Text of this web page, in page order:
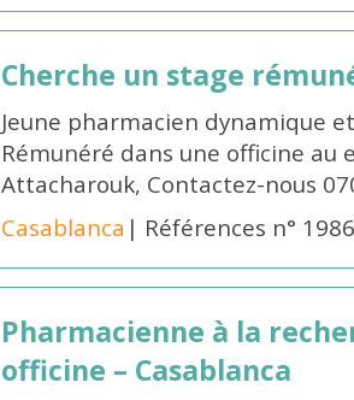
Cherche un stage
Jeune pharmacien dynamique
Rémunéré dans une officine au
Attacharouk, Contactez-nous
Casablanca | Références n°
Pharmacienne à la
officine – Casablanca